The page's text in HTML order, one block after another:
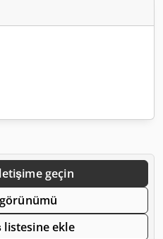
geçin
listesine ekle